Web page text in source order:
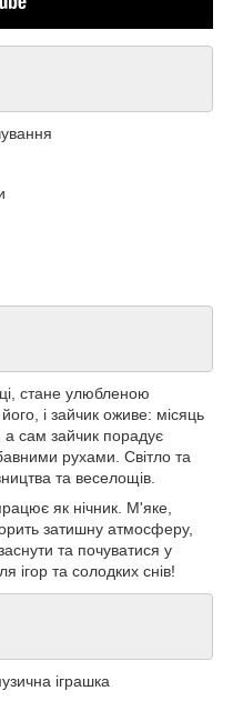
стане улюбленою
і зайчик оживе: місяць
а сам зайчик порадує
рухами. Світло та
та веселощів.
як нічник. М'яке,
затишну атмосферу,
та почуватися у
ігор та солодких снів!
іграшка